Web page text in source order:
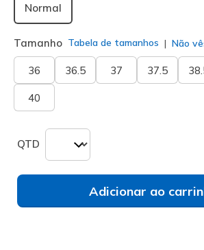
Normal
Tamanho Tabela de tamanhos Não
36 36.5 37 37.5
40
QTD
Adicionar ao